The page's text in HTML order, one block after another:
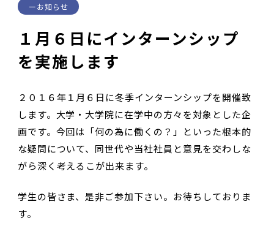
お知らせ
１月６日にインターンシップ
を実施します
２０１６年１月６日に冬季インターンシップを開催致
します。大学・大学院に在学中の方々を対象とした企
画です。今回は「何の為に働くの？」といった根本的
な疑問について、同世代や当社社員と意見を交わしな
がら深く考えるこが出来ます。
学生の皆さま、是非ご参加下さい。お待ちしておりま
す。